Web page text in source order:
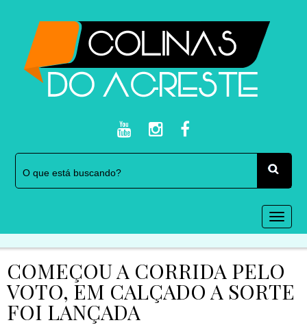
COMEÇOU A CORRIDA PELO
VOTO, EM CALÇADO A SORTE
FOI LANÇADA